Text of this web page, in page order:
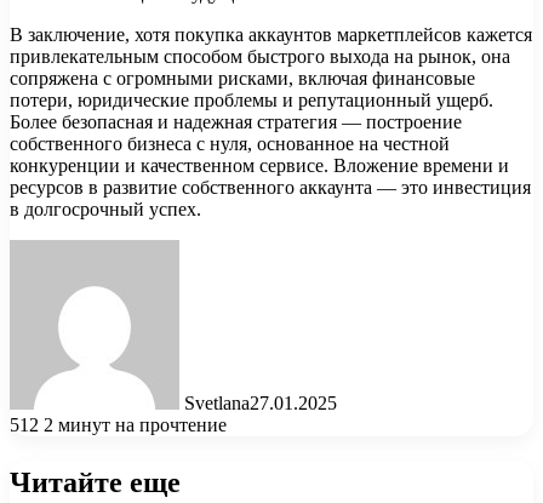
В заключение, хотя покупка аккаунтов маркетплейсов кажется
привлекательным способом быстрого выхода на рынок, она
сопряжена с огромными рисками, включая финансовые
потери, юридические проблемы и репутационный ущерб.
Более безопасная и надежная стратегия — построение
собственного бизнеса с нуля, основанное на честной
конкуренции и качественном сервисе. Вложение времени и
ресурсов в развитие собственного аккаунта — это инвестиция
в долгосрочный успех.
Svetlana27.01.2025
512 2 минут на прочтение
Читайте еще